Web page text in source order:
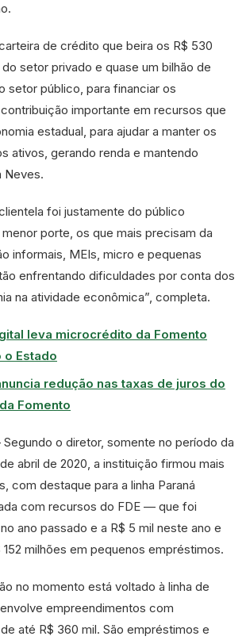
de crédito que beira os R$ 530
setor privado e quase um bilhão de
setor público, para financiar os
importante em recursos que
estadual, para ajudar a manter os
ativos, gerando renda e mantendo
Neves.
foi justamente do público
porte, os que mais precisam da
informais, MEIs, micro e pequenas
enfrentando dificuldades por conta dos
na atividade econômica”, completa.
leva microcrédito da Fomento
o Estado
redução nas taxas de juros do
Fomento
Segundo o diretor, somente no período da
abril de 2020, a instituição firmou mais
com destaque para a linha Paraná
com recursos do FDE — que foi
ano passado e a R$ 5 mil neste ano e
milhões em pequenos empréstimos.
no momento está voltado à linha de
empreendimentos com
até R$ 360 mil. São empréstimos e